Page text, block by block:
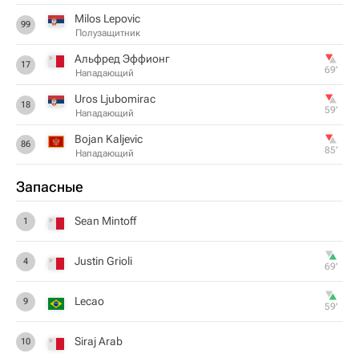
99 Milos Lepovic
Полузащитник
17 Альфред Эффионг
Нападающий 69‎’‎
18 Uros Ljubomirac
Нападающий 59‎’‎
86 Bojan Kaljevic
Нападающий 85‎’‎
Запасные
1 Sean Mintoff
4 Justin Grioli 69‎’‎
9 Lecao 59‎’‎
10 Siraj Arab